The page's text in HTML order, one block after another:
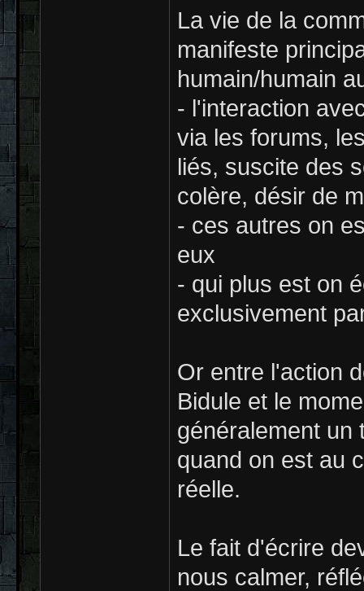
La vie de la
manifeste
humain/humain
- l'interaction
via les forums,
liés, suscite des
colère, désir de
- ces autres on
eux
- qui plus est on
exclusivement
Or entre l'action
Bidule et le
généralement un
quand on est au
réelle.
Le fait d'écrire
nous calmer,